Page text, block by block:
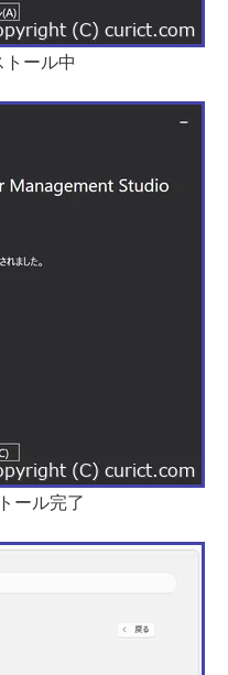
トール中
ール完了